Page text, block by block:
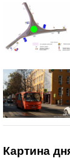
Картина